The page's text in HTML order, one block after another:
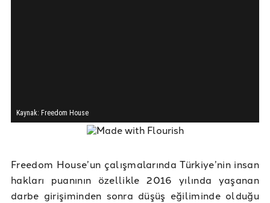
Freedom House’un çalışmalarında Türkiye’nin insan
hakları puanının özellikle 2016 yılında yaşanan
darbe girişiminden sonra düşüş eğiliminde olduğu